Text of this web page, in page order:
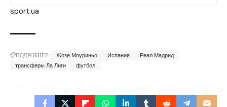
sport.ua
ПОДРОБНЕЕ: Жозе Моуриньо Испания
Реал Мадрид
трансферы Ла Лиги
футбол.